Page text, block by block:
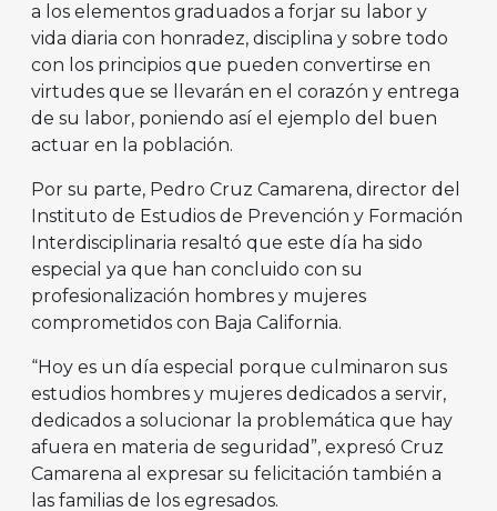
a los elementos graduados a forjar su labor y
vida diaria con honradez, disciplina y sobre todo
con los principios que pueden convertirse en
virtudes que se llevarán en el corazón y entrega
de su labor, poniendo así el ejemplo del buen
actuar en la población.
Por su parte, Pedro Cruz Camarena, director del
Instituto de Estudios de Prevención y Formación
Interdisciplinaria resaltó que este día ha sido
especial ya que han concluido con su
profesionalización hombres y mujeres
comprometidos con Baja California.
“Hoy es un día especial porque culminaron sus
estudios hombres y mujeres dedicados a servir,
dedicados a solucionar la problemática que hay
afuera en materia de seguridad”, expresó Cruz
Camarena al expresar su felicitación también a
las familias de los egresados.